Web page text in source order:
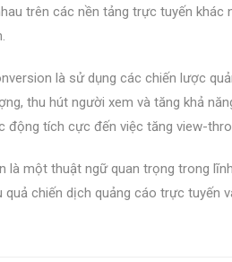
trên các nền tảng trực tuyến
là sử dụng các chiến lược
thu hút người xem và tăng khả
động tích cực đến việc tăng view-
là một thuật ngữ quan trọng trong
quả chiến dịch quảng cáo trực tuyến